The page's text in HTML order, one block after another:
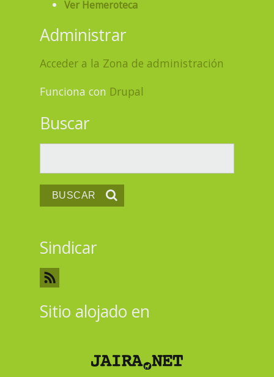
Ver Hemeroteca
Administrar
Acceder a la Zona de administración
Funciona con Drupal
Buscar
Sindicar
Sitio alojado en